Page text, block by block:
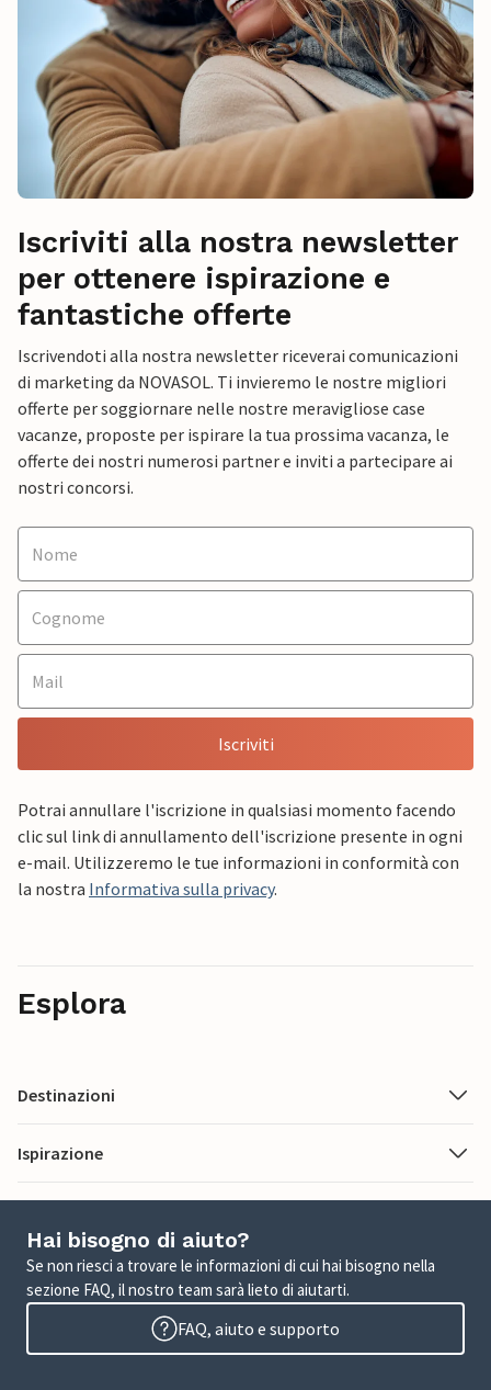
Iscriviti alla nostra newsletter
per ottenere ispirazione e
fantastiche offerte
Iscrivendoti alla nostra newsletter riceverai comunicazioni
di marketing da NOVASOL. Ti invieremo le nostre migliori
offerte per soggiornare nelle nostre meravigliose case
vacanze, proposte per ispirare la tua prossima vacanza, le
offerte dei nostri numerosi partner e inviti a partecipare ai
nostri concorsi.
Iscriviti
Potrai annullare l'iscrizione in qualsiasi momento facendo
clic sul link di annullamento dell'iscrizione presente in ogni
e-mail. Utilizzeremo le tue informazioni in conformità con
la nostra Informativa sulla privacy.
Esplora
Destinazioni
Ispirazione
Hai bisogno di aiuto?
Se non riesci a trovare le informazioni di cui hai bisogno nella
sezione FAQ, il nostro team sarà lieto di aiutarti.
FAQ, aiuto e supporto